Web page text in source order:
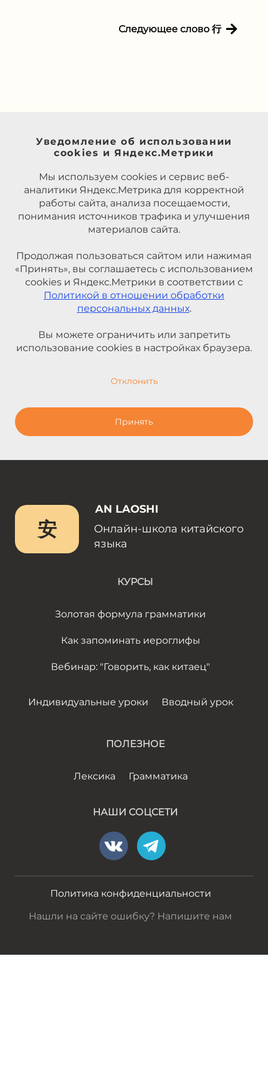
Следующее слово 行
Уведомление об использовании
cookies и Яндекс.Метрики
Мы используем cookies и сервис веб-
аналитики Яндекс.Метрика для корректной
работы сайта, анализа посещаемости,
понимания источников трафика и улучшения
материалов сайта.
Продолжая пользоваться сайтом или нажимая
«Принять», вы соглашаетесь с использованием
cookies и Яндекс.Метрики в соответствии с
Политикой в отношении обработки
персональных данных.
Вы можете ограничить или запретить
использование cookies в настройках браузера.
Отклонить
Принять
安
AN LAOSHI
Онлайн-школа китайского
языка
КУРСЫ
Золотая формула грамматики
Как запоминать иероглифы
Вебинар: "Говорить, как китаец"
Индивидуальные уроки Вводный урок
ПОЛЕЗНОЕ
Лексика Грамматика
НАШИ СОЦСЕТИ
Политика конфиденциальности
Нашли на сайте ошибку? Напишите нам